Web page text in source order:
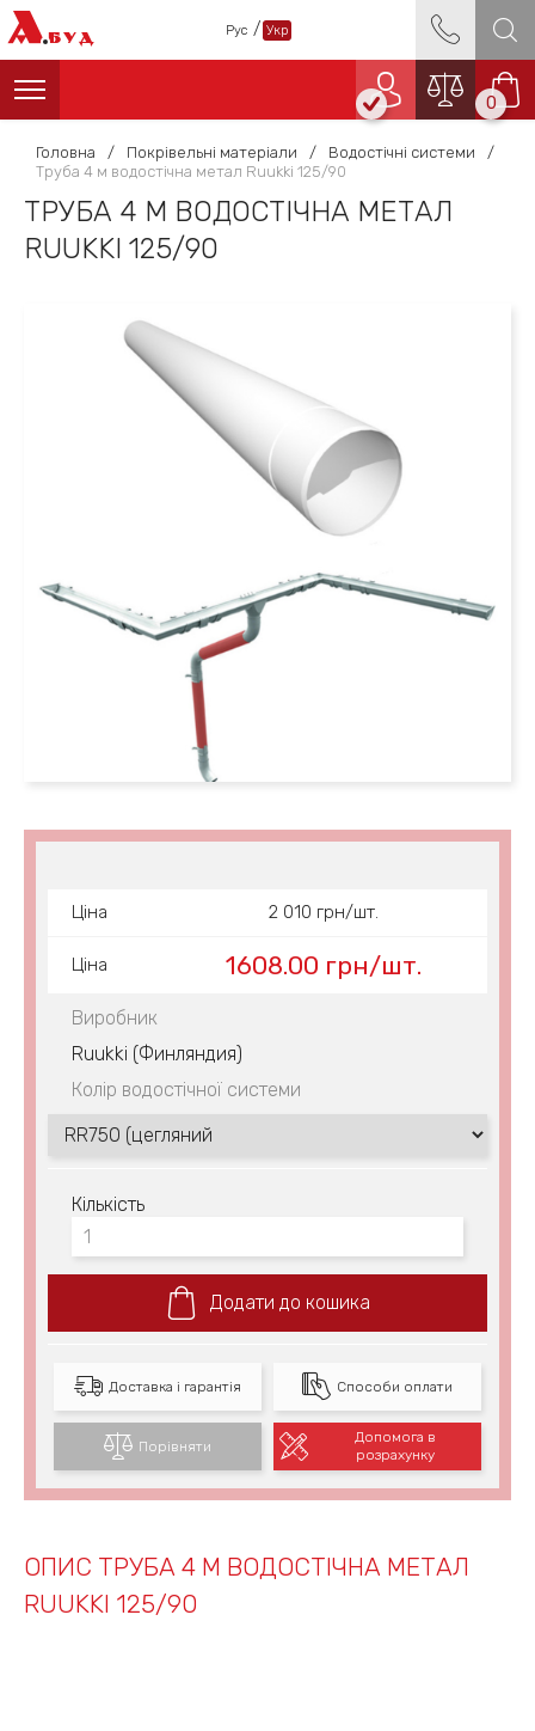
АБУД Рус / Укр
0
Головна / Покрівельні матеріали / Водостічні системи
/
Труба 4 м водостічна метал Ruukki 125/90
ТРУБА 4 М ВОДОСТІЧНА МЕТАЛ
RUUKKI 125/90
Ціна 2 010 грн/шт.
Ціна 1608.00 грн/шт.
Виробник
Ruukki (Финляндия)
Колір водостічної системи
Кількість
Додати до кошика
Доставка і гарантія Способи оплати
Порівняти
Допомога в
розрахунку
ОПИС ТРУБА 4 М ВОДОСТІЧНА МЕТАЛ
RUUKKI 125/90